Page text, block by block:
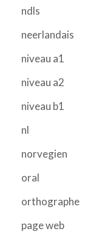
ndls
neerlandais
niveau a1
niveau a2
niveau b1
nl
norvegien
oral
orthographe
page web